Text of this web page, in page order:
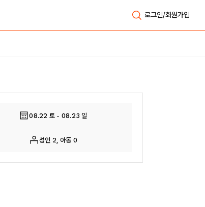
로그인/회원가입
08.22 토 - 08.23 일
성인 2, 아동 0